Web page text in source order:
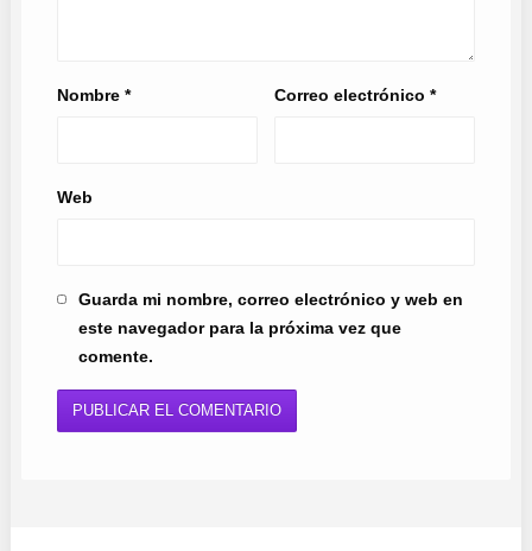
Nombre * Correo electrónico*
Web
Guarda mi nombre, correo electrónico y web en
este navegador para la próxima vez que
comente.